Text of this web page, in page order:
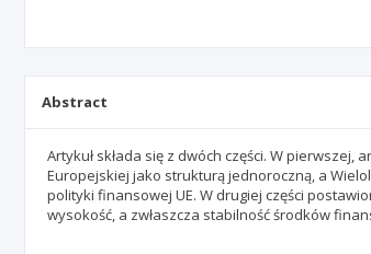
Abstract
Artykuł składa się z dwóch części. W
Europejskiej jako strukturą jednoroczną, a
polityki finansowej UE. W drugiej części
wysokość, a zwłaszcza stabilność środków